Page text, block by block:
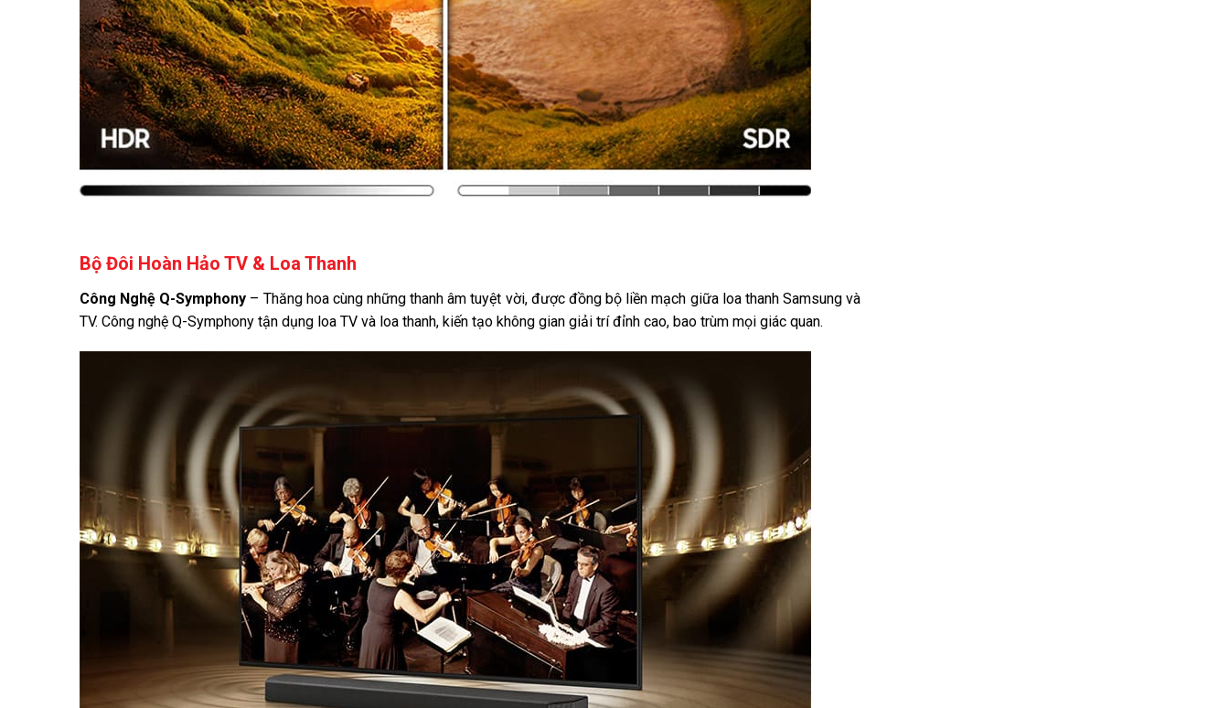
Bộ Đôi Hoàn Hảo TV & Loa Thanh
Công Nghệ Q-Symphony – Thăng hoa cùng những thanh âm tuyệt vời, được đồng bộ liền mạch giữa loa thanh Samsung và
TV. Công nghệ Q-Symphony tận dụng loa TV và loa thanh, kiến tạo không gian giải trí đỉnh cao, bao trùm mọi giác quan.